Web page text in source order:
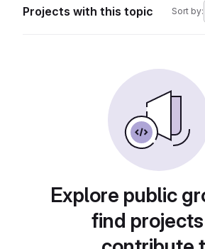
Projects with this topic Sort by:
Explore public
find